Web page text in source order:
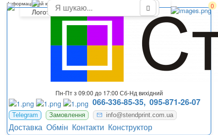
0
Пн-Пт з 09:00 до 17:00 Сб-Нд вихідний
066-336-85-35, 095-871-26-07
Telegram Замовлення info@stendprint.com.ua
Доставка Обмін Контакти Конструктор
Інформаційний куточок в класі